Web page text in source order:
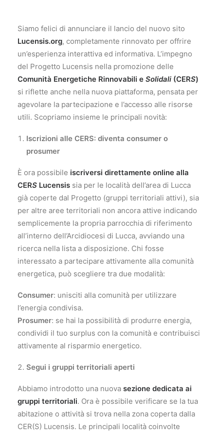
Siamo felici di annunciare il lancio del nuovo sito
Lucensis.org, completamente rinnovato per offrire
un’esperienza interattiva ed informativa. L’impegno
del Progetto Lucensis nella promozione delle
Comunità Energetiche Rinnovabili e Solidali (CERS)
si riflette anche nella nuova piattaforma, pensata per
agevolare la partecipazione e l’accesso alle risorse
utili. Scopriamo insieme le principali novità:
Iscrizioni alle CERS: diventa consumer o
prosumer
È ora possibile iscriversi direttamente online alla
CERS Lucensis sia per le località dell’area di Lucca
già coperte dal Progetto (gruppi territoriali attivi), sia
per altre aree territoriali non ancora attive indicando
semplicemente la propria parrocchia di riferimento
all’interno dell’Arcidiocesi di Lucca, avviando una
ricerca nella lista a disposizione. Chi fosse
interessato a partecipare attivamente alla comunità
energetica, può scegliere tra due modalità:
Consumer: unisciti alla comunità per utilizzare
l’energia condivisa.
Prosumer: se hai la possibilità di produrre energia,
condividi il tuo surplus con la comunità e contribuisci
attivamente al risparmio energetico.
Segui i gruppi territoriali aperti
Abbiamo introdotto una nuova sezione dedicata ai
gruppi territoriali. Ora è possibile verificare se la tua
abitazione o attività si trova nella zona coperta dalla
CER(S) Lucensis. Le principali località coinvolte